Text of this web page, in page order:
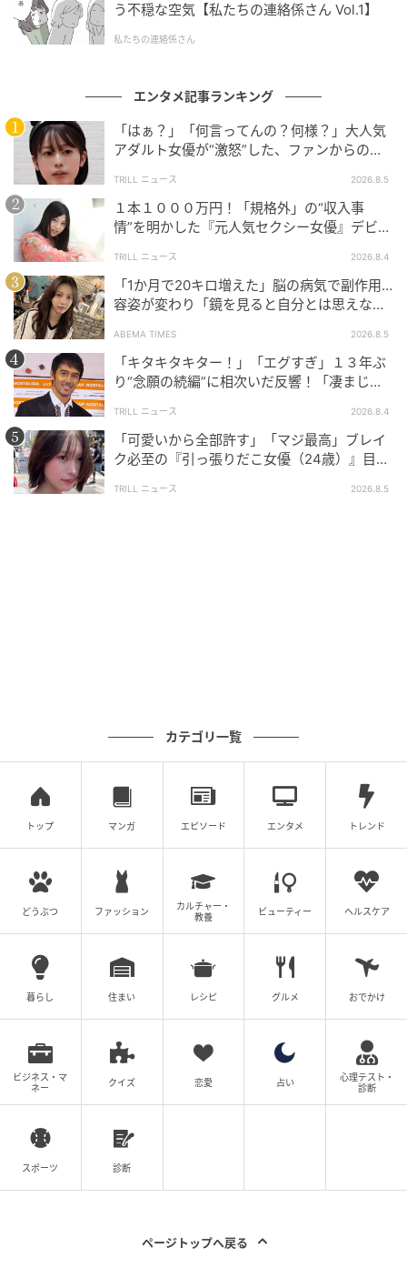
■佐藤寛太
輩、一馬を演じさせていただきました。
ひと足先に社会に出た彼は、自分の掲げる理想と、既
にあるシステムとの狭間で、何を選択し、行動してい
くのか悩んでいます。前回とは違ったかたちで、この
作品に携われて光栄です。
いのちと向き合う物語、是非ご覧ください。
■菊池日菜子
今作でも明朗快活な真子を演じさせていただきまし
た。カラッと明るく、情に溢れた真子の人柄が憧れで
もあり、作品の中にいる間はいつも健やかな時間でし
た。そして、撮影後の今も私たちが背負うべきものに
ついて考える日々です。作品を観てくださった方と共
きな人間だなぁと思います。私もそうなりたいです。
人間の命、動物の命。全ての命を大切にしたいからこ
そ………難しいですね。同じ地球で、できることなら一
緒に生きていきたい。
■風吹ジュン
主人公山田杏奈さん演じる、岸本聡里のおばあちゃん
チドリ役。その名の由来、千鳥は巣やヒナを守るため
にカラスなどの天敵と勇敢に立ち向かう戦う鳥。おば
あちゃんは孫の聡里を一生懸命応援することを生き甲
斐にしていました。シーズン1では引きこもった聡里、
杏奈ちゃんの後ろ姿は痛々しく初対面で思いっきりギ
ュッと抱きしめたのが印象深いです。北海道江別市の
ロケーションも美しく新しいロケ地巡りもおすすめで
す。視聴者様には どうぞチドリ目線でbird’s eye view
になり全5話をお楽しみ下さい。
■温水洋一
う事もあり得る。たまたま降りかかる災難。だからこ
う不穏な空気【私たちの連絡係さん Vol.1】
私たちの連絡係さん
エンタメ記事ランキング
「はぁ？」「何言ってんの？何様？」大人気
アダルト女優が“激怒”した、ファンからの
TRILL ニュース 2026.8.5
１本１０００万円！「規格外」の“収入事
情”を明かした『元人気セクシー女優』デビュ
TRILL ニュース 2026.8.4
「1か月で20キロ増えた」脳の病気で副作用…
容姿が変わり「鏡を見ると自分とは思えなか
ABEMA TIMES 2026.8.5
「キタキタキター！」「エグすぎ」１３年ぶ
り“念願の続編”に相次いだ反響！「凄まじく
TRILL ニュース 2026.8.4
「可愛いから全部許す」「マジ最高」ブレイ
ク必至の『引っ張りだこ女優（24歳）』目が
TRILL ニュース 2026.8.5
カテゴリ一覧
トップ マンガ エピソード エンタメ トレンド
どうぶつ ファッション
カルチャー・
教養
ビューティー ヘルスケア
暮らし 住まい レシピ グルメ おでかけ
ビジネス・マ
ネー
クイズ 恋愛 占い
心理テスト・
診断
スポーツ 診断
ページトップへ戻る